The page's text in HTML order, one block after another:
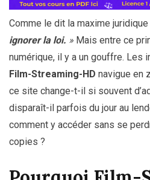
Comme le dit la maxime juridique
ignorer la loi. » Mais entre ce
numérique, il y a un gouffre. Les
Film-Streaming-HD navigue en
ce site change-t-il si souvent
disparaît-il parfois du jour au
comment y accéder sans se
copies ?